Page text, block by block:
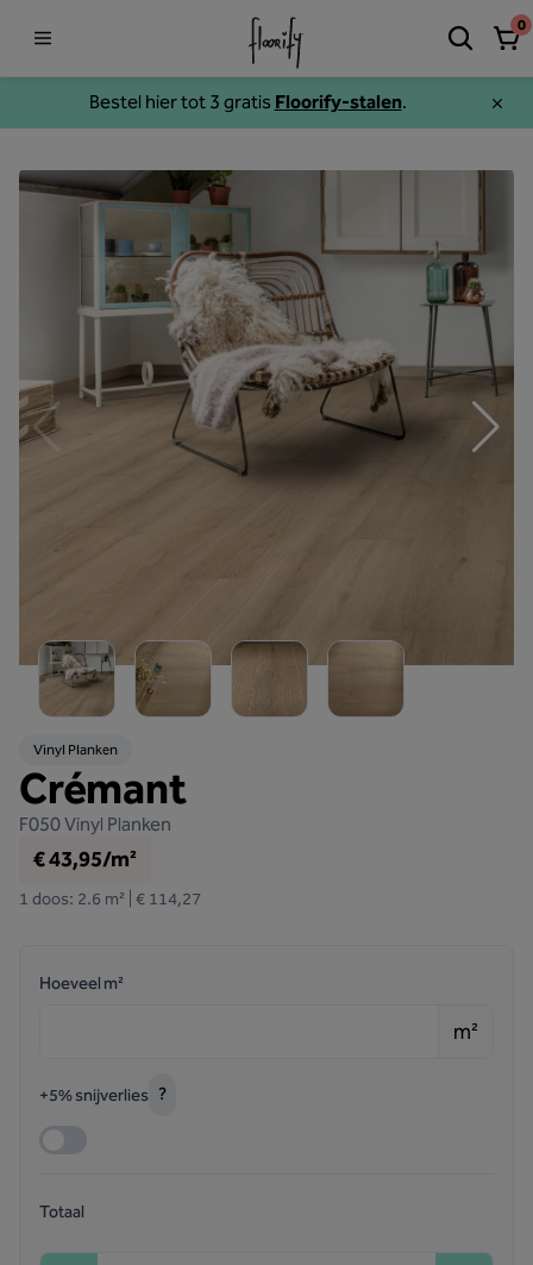
Bestel hier tot 3 gratis Floorify-stalen.
0
Vinyl Planken
Crémant
F050Vinyl Planken
€ 43,95/m²
1 doos: 2.6 m² | € 114,27
Hoeveel m²
m²
+5% snijverlies ?
Totaal